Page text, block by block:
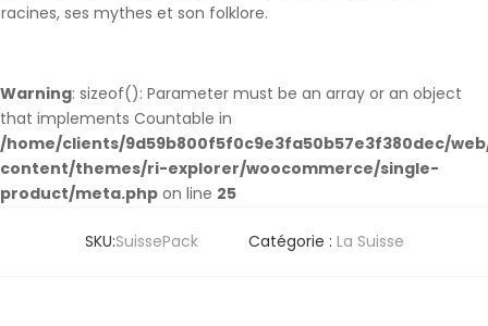
racines, ses mythes et son folklore.
Warning: sizeof(): Parameter must be an array or an object
that implements Countable in
/home/clients/9d59b800f5f0c9e3fa50b57e3f380dec/
content/themes/ri-explorer/woocommerce/single-
product/meta.php on line 25
SKU:SuissePack Catégorie : La Suisse